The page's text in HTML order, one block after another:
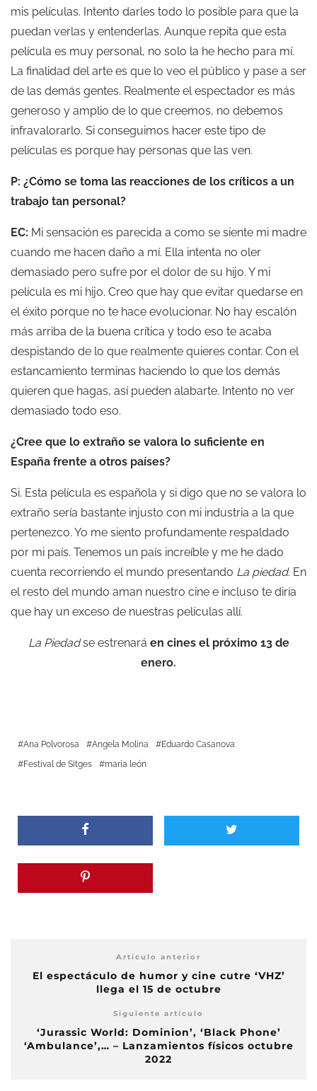
mis películas. Intento darles todo lo posible para que la
puedan verlas y entenderlas. Aunque repita que esta
película es muy personal, no solo la he hecho para mí.
La finalidad del arte es que lo veo el público y pase a ser
de las demás gentes. Realmente el espectador es más
generoso y amplio de lo que creemos, no debemos
infravalorarlo. Si conseguimos hacer este tipo de
películas es porque hay personas que las ven.
P: ¿Cómo se toma las reacciones de los críticos a un
trabajo tan personal?
EC: Mi sensación es parecida a como se siente mi madre
cuando me hacen daño a mí. Ella intenta no oler
demasiado pero sufre por el dolor de su hijo. Y mi
película es mi hijo. Creo que hay que evitar quedarse en
el éxito porque no te hace evolucionar. No hay escalón
más arriba de la buena crítica y todo eso te acaba
despistando de lo que realmente quieres contar. Con el
estancamiento terminas haciendo lo que los demás
quieren que hagas, así pueden alabarte. Intento no ver
demasiado todo eso.
¿Cree que lo extraño se valora lo suficiente en
España frente a otros países?
Si. Esta película es española y si digo que no se valora lo
extraño sería bastante injusto con mi industria a la que
pertenezco. Yo me siento profundamente respaldado
por mi país. Tenemos un país increíble y me he dado
cuenta recorriendo el mundo presentando La piedad. En
el resto del mundo aman nuestro cine e incluso te diría
que hay un exceso de nuestras películas allí.
La Piedadse estrenará en cines el próximo 13 de
enero.
Ana Polvorosa Angela Molina
Eduardo Casanova
Festival de Sitges
maría león
Artículo anterior
El espectáculo de humor y cine cutre ‘VHZ’
llega el 15 de octubre
Siguiente artículo
‘Jurassic World: Dominion’, ‘Black Phone’
‘Ambulance’,… – Lanzamientos físicos octubre
2022